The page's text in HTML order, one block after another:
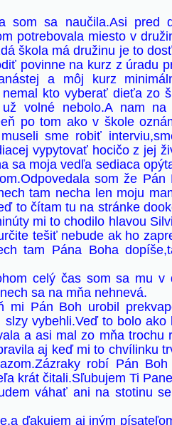
som sa naučila.Asi pred
potrebovala miesto v
škola má družinu je to
povinne na kurz z úradu
a môj kurz
kto vyberať dieťa zo
volné nebolo.A nam na
po tom ako v škole
sme robiť
vypytovať hocičo z jej
sa moja vedľa sediaca
som že Pán
tam necha len moju
to čítam tu na stránke
mi to chodilo hlavou
tešiť nebude ak ho
tam Pána Boha
celý čas som sa mu v
sa na mňa nehnevá.
Pán Boh urobil
vybehli.Veď to bolo ako
a asi mal zo mňa trochu
aj keď mi to chvílinku
robí Pán
krát čitali.Sľubujem Ti
váhať ani na stotinu
ďakujem aj iným